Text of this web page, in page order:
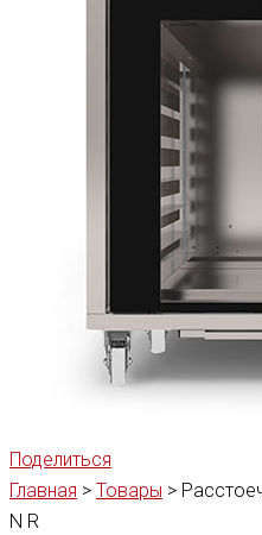
Поделиться
Главная > Товары >
N R